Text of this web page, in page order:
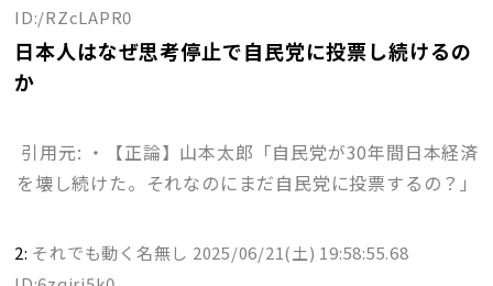
ID:/RZcLAPR0
日本人はなぜ思考停止で自民党に投票し続けるの
か
引用元: ・【正論】山本太郎「自民党が30年間日本経済
を壊し続けた。それなのにまだ自民党に投票するの？」
2: それでも動く名無し 2025/06/21(土) 19:58:55.68